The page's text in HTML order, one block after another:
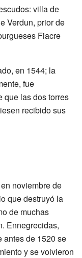
villa de
Verdun, prior de
Fiacre
en 1544; la
fue
que las dos torres
recibido sus
noviembre de
que destruyó la
de muchas
Ennegrecidas,
antes de 1520 se
y se volvieron